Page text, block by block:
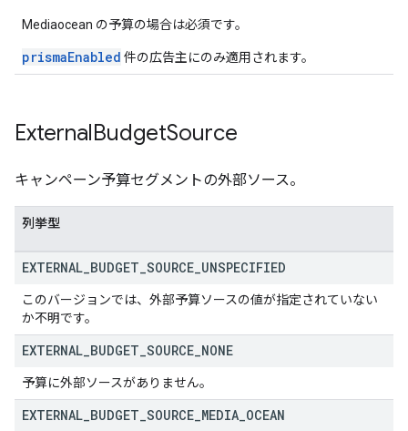
Mediaocean の予算の場合は必須です。
prismaEnabled 件の広告主にのみ適用されます。
ExternalBudgetSource
キャンペーン予算セグメントの外部ソース。
列挙型
EXTERNAL BUDGET SOURCE UNSPECIFIED
このバージョンでは、外部予算ソースの値が指定されていない
か不明です。
EXTERNAL BUDGET SOURCE NONE
予算に外部ソースがありません。
EXTERNAL BUDGET SOURCE MEDIA OCEAN